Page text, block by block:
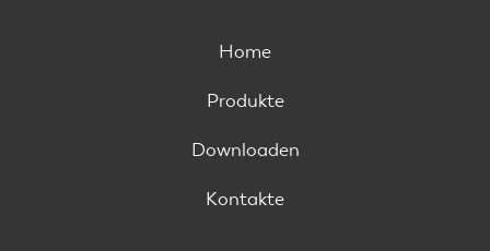
Home
Produkte
Downloaden
Kontakte